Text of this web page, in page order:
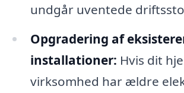
undgår uventede
Opgradering af
installationer: Hvis dit
virksomhed har ældre